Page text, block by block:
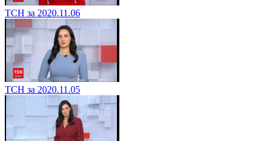
ТСН за 2020.11.06
ТСН за 2020.11.05